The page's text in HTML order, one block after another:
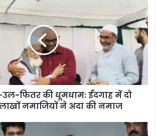
फितर की धूमधाम: ईदगाह में दो
नमाजियों ने अदा की नमाज